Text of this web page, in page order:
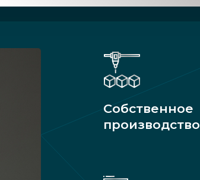
Собственное
производство